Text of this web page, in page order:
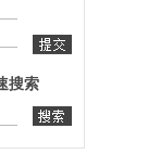
搜索